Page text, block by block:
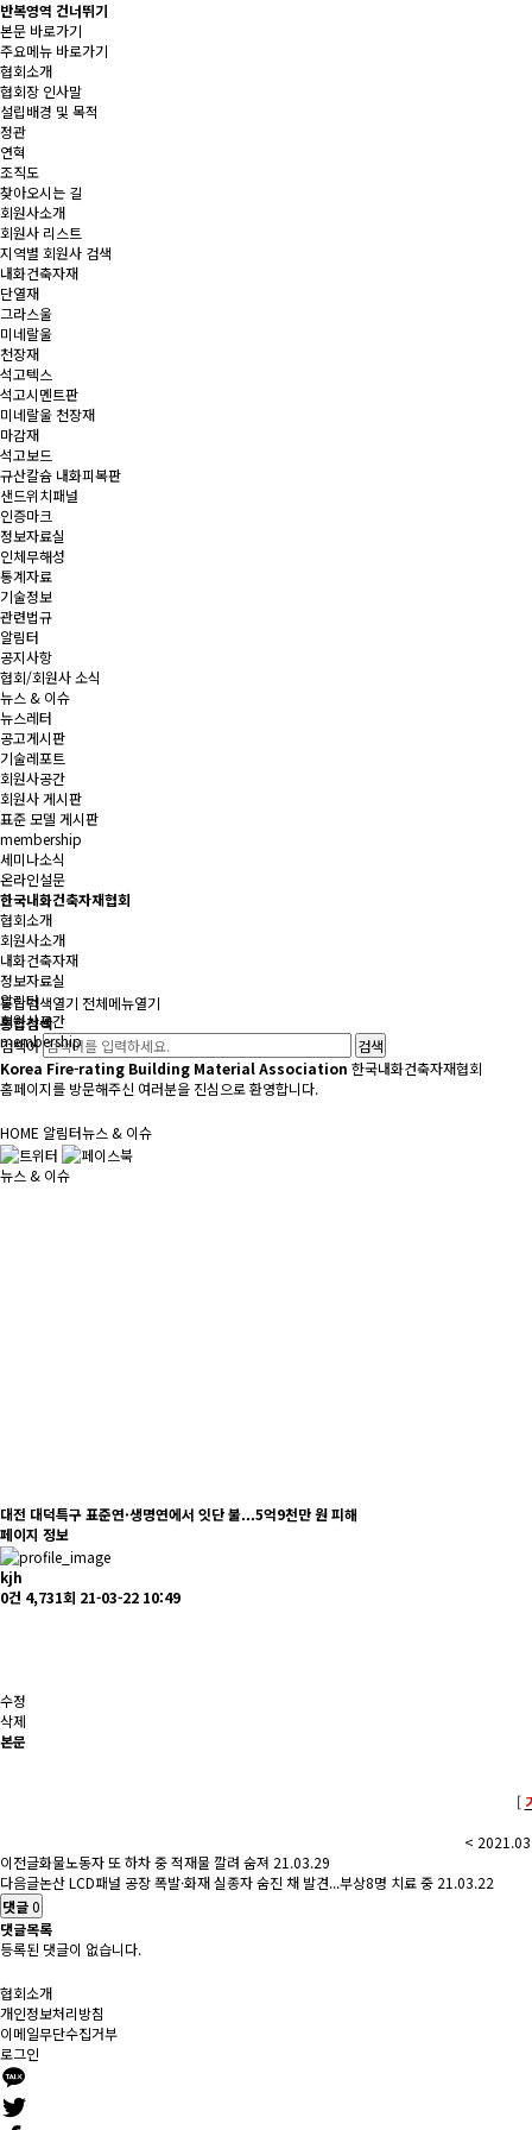
반복영역 건너뛰기
본문 바로가기
주요메뉴 바로가기
협회소개
협회장 인사말
설립배경 및 목적
정관
연혁
조직도
찾아오시는 길
회원사소개
회원사 리스트
지역별 회원사 검색
내화건축자재
단열재
그라스울
미네랄울
천장재
석고텍스
석고시멘트판
미네랄울 천장재
마감재
석고보드
규산칼슘 내화피복판
샌드위치패널
인증마크
정보자료실
인체무해성
통계자료
기술정보
관련법규
알림터
공지사항
협회/회원사 소식
뉴스 & 이슈
뉴스레터
공고게시판
기술레포트
회원사공간
회원사 게시판
표준 모델 게시판
membership
세미나소식
온라인설문
한국내화건축자재협회
협회소개
회원사소개
내화건축자재
정보자료실
알림터
회원사공간
membership
통합검색열기 전체메뉴열기
통합검색
검색어
Korea Fire-rating Building Material Association 한국내화건축자재협회
홈페이지를 방문해주신 여러분을 진심으로 환영합니다.
HOME 알림터뉴스 & 이슈
뉴스 & 이슈
대전 대덕특구 표준연·생명연에서 잇단 불...5억9천만 원 피해
페이지 정보
kjh
0건 4,731회 21-03-22 10:49
수정
삭제
본문
[
<
이전글화물노동자 또 하차 중 적재물 깔려 숨져 21.03.29
다음글논산 LCD패널 공장 폭발·화재 실종자 숨진 채 발견...부상8명 치료 중21.03.22
댓글0
댓글목록
등록된 댓글이 없습니다.
협회소개
개인정보처리방침
이메일무단수집거부
로그인